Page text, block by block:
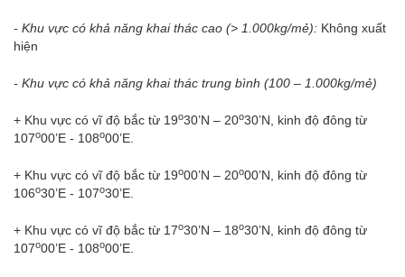
- Khu vực có khả năng khai thác cao (> 1.000kg/mẻ): Không xuất
hiện
- Khu vực có khả năng khai thác trung bình (100 – 1.000kg/mẻ)
+ Khu vực có vĩ độ bắc từ 19o30’N – 20o30’N, kinh độ đông từ
107o00’E - 108o00’E.
+ Khu vực có vĩ độ bắc từ 19o00’N – 20o00’N, kinh độ đông từ
106o30’E - 107o30’E.
+ Khu vực có vĩ độ bắc từ 17o30’N – 18o30’N, kinh độ đông từ
107o00’E - 108o00’E.